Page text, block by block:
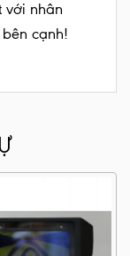
với nhân
cạnh!